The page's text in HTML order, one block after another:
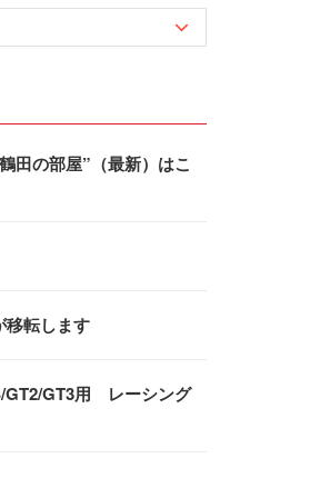
田の部屋”（最新）はこ
移転します
GT3用 レーシング